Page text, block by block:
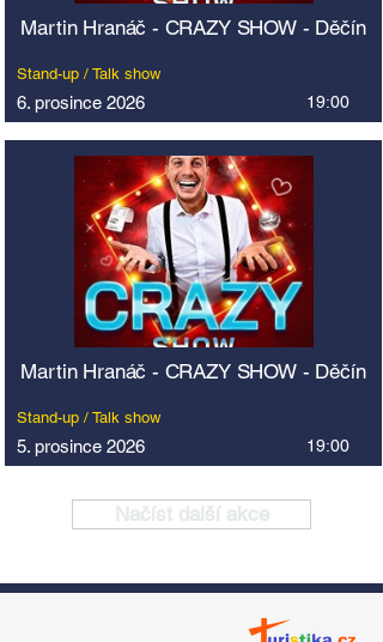
Martin Hranáč - CRAZY SHOW - Děčín
Stand-up / Talk show
6. prosince 2026 19:00
Martin Hranáč - CRAZY SHOW - Děčín
Stand-up / Talk show
5. prosince 2026 19:00
Načíst další akce